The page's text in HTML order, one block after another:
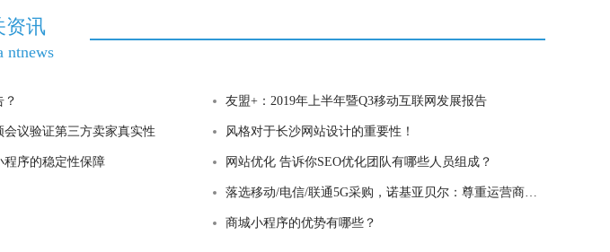
资讯
ntnews
友盟+：2019年上半年暨Q3移动互联网发展报告
议验证第三方卖家真实性 风格对于长沙网站设计的重要性！
程序的稳定性保障 网站优化 告诉你SEO优化团队有哪些人员组成？
落选移动/电信/联通5G采购，诺基亚贝尔：尊重运营商决定
商城小程序的优势有哪些？